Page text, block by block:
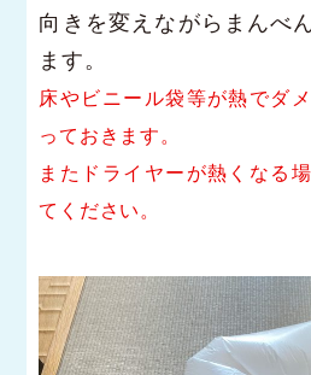
向きを変えながらまんべ
ます。
床やビニール袋等が熱でダ
っておきます。
またドライヤーが熱くなる
てください。